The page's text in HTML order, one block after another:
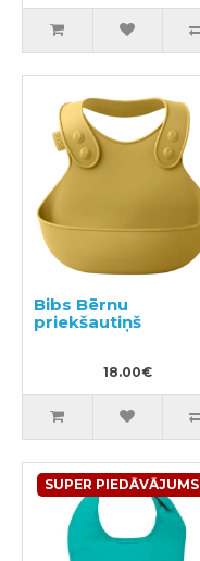
Bibs Bērnu
priekšautiņš
18.00€
SUPER PIEDĀVĀJUMS